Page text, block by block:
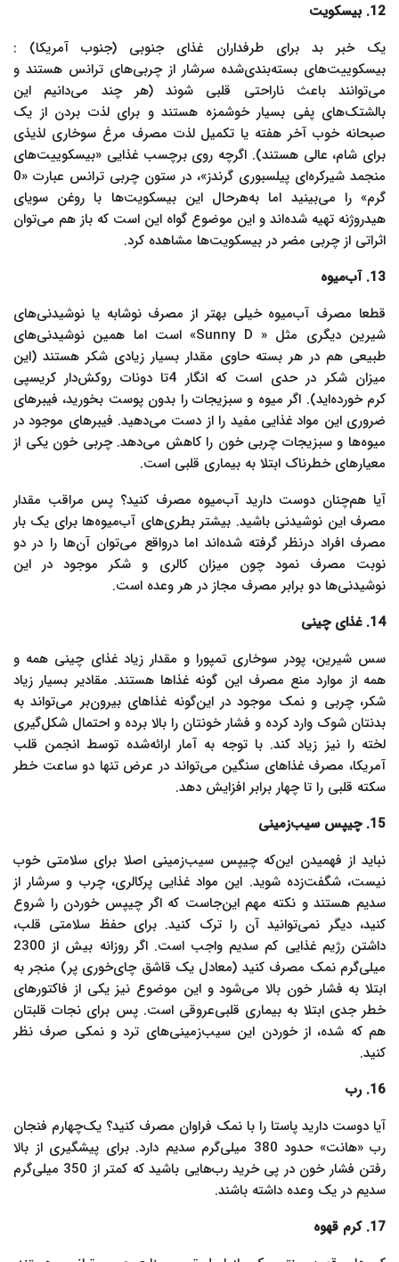
12. بیسکویت
یک خبر بد برای طرفداران غذای جنوبی (جنوب آمریکا) :
بیسکوییت‌های بسته‌بندی‌شده سرشار از چربی‌های ترانس هستند و
می‌توانند باعث ناراحتی قلبی شوند (هر چند می‌دانیم این
بالشتک‌های پفی بسیار خوشمزه هستند و برای لذت بردن از یک
صبحانه خوب آخر هفته یا تکمیل لذت مصرف مرغ سوخاری لذیذی
برای شام، عالی هستند). اگرچه روی برچسب غذایی «بیسکوییت‌های
منجمد شیرکره‌ای پیلسبوری گرندز»، در ستون چربی ترانس عبارت «0
گرم» را می‌بینید اما به‌هرحال این بیسکویت‌ها با روغن سویای
هیدروژنه تهیه شده‌اند و این موضوع گواه این است که باز هم می‌توان
اثراتی از چربی مضر در بیسکویت‌ها مشاهده کرد.
13. آب‌میوه
قطعا مصرف آب‌میوه خیلی بهتر از مصرف نوشابه یا نوشیدنی‌های
شیرین دیگری مثل « Sunny D» است اما همین نوشیدنی‌های
طبیعی هم در هر بسته حاوی مقدار بسیار زیادی شکر هستند (این
میزان شکر در حدی است که انگار 4تا دونات روکش‌دار کریسپی
کرم خورده‌اید). اگر میوه و سبزیجات را بدون پوست بخورید، فیبرهای
ضروری این مواد غذایی مفید را از دست می‌دهید. فیبرهای موجود در
میوه‌ها و سبزیجات چربی خون را کاهش می‌دهد. چربی خون یکی از
معیارهای خطرناک ابتلا به بیماری قلبی است.
آیا هم‌چنان دوست دارید آب‌میوه مصرف کنید؟ پس مراقب مقدار
مصرف این نوشیدنی باشید. بیشتر بطری‌های آب‌میوه‌ها برای یک بار
مصرف افراد درنظر گرفته‌ شده‌اند اما درواقع می‌توان آن‌ها را در دو
نوبت مصرف نمود چون میزان کالری و شکر موجود در این
نوشیدنی‌ها دو برابر مصرف مجاز در هر وعده است.
14. غذای چینی
سس‌ شیرین، پودر سوخاری تمپورا و مقدار زیاد غذای چینی همه و
همه از موارد منع مصرف این گونه غذاها هستند. مقادیر بسیار زیاد
شکر، چربی و نمک موجود در این‌گونه غذاهای بیرون‌بر می‌تواند به
بدنتان شوک وارد کرده و فشار خونتان را بالا برده و احتمال شکل‌گیری
لخته را نیز زیاد کند. با توجه به آمار ارائه‌شده توسط انجمن قلب
آمریکا، مصرف غذاهای سنگین می‌تواند در عرض تنها دو ساعت خطر
سکته قلبی را تا چهار برابر افزایش دهد.
15. چیپس سیب‌زمینی
نباید از فهمیدن این‌که چیپس سیب‌زمینی اصلا برای سلامتی خوب
نیست، شگفت‌زده شوید. این مواد غذایی پرکالری، چرب و سرشار از
سدیم هستند و نکته مهم این‌جاست که اگر چیپس خوردن را شروع
کنید، دیگر نمی‌توانید آن را ترک کنید. برای حفظ سلامتی قلب،
داشتن رژیم غذایی کم سدیم واجب است. اگر روزانه بیش از 2300
میلی‌گرم نمک مصرف کنید (معادل یک قاشق چای‌خوری پر) منجر به
ابتلا به فشار خون بالا می‌شود و این موضوع نیز یکی از فاکتورهای
خطر جدی ابتلا به بیماری قلبی‌عروقی است. پس برای نجات قلبتان
هم که شده، از خوردن این سیب‌زمینی‌های ترد و نمکی صرف نظر
کنید.
16. رب
آیا دوست دارید پاستا را با نمک فراوان مصرف کنید؟ یک‌چهارم فنجان
رب «هانت» حدود 380 میلی‌گرم سدیم دارد. برای پیشگیری از بالا
رفتن فشار خون در پی خرید رب‌هایی باشید که کمتر از 350 میلی‌گرم
سدیم در یک وعده داشته باشند.
17. کرم قهوه